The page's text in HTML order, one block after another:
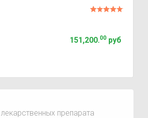
151,200.00руб
лекарственных препарата